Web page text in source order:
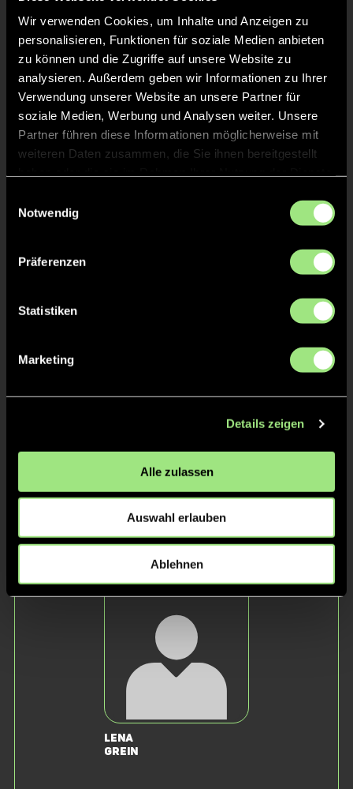
Wir verwenden Cookies, um Inhalte und Anzeigen zu
personalisieren, Funktionen für soziale Medien anbieten
zu können und die Zugriffe auf unsere Website zu
analysieren. Außerdem geben wir Informationen zu Ihrer
Verwendung unserer Website an unsere Partner für
soziale Medien, Werbung und Analysen weiter. Unsere
Partner führen diese Informationen möglicherweise mit
weiteren Daten zusammen, die Sie ihnen bereitgestellt
Notwendig
Präferenzen
Statistiken
Marketing
Details zeigen
Alle zulassen
Auswahl erlauben
Ablehnen
Amalia
S.
Romi
V.
Charlotte
U.
M.
Staff
Lena
Grein